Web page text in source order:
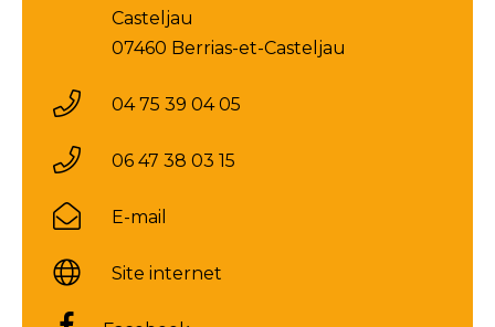
Casteljau
07460 Berrias-et-Casteljau
04 75 39 04 05
06 47 38 03 15
E-mail
Site internet